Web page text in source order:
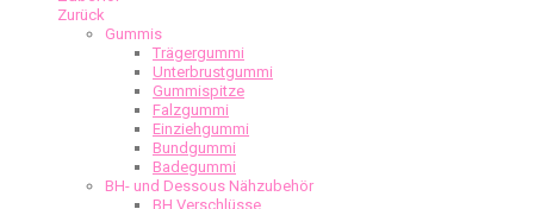
Zurück
Gummis
Trägergummi
Unterbrustgummi
Gummispitze
Falzgummi
Einziehgummi
Bundgummi
Badegummi
BH- und Dessous Nähzubehör
BH Verschlüsse